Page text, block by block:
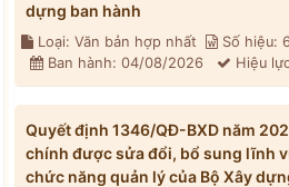
dựng ban hành
Loại: Văn bản hợp nhất
Số hiệu:
Ban hành: 04/08/2026
Hiệu
Quyết định 1346/QĐ-BXD năm
chính được sửa đổi, bổ sung lĩnh
chức năng quản lý của Bộ Xây